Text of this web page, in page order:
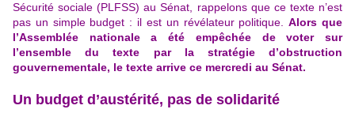
Sécurité sociale (PLFSS) au Sénat, rappelons que ce texte n’est
pas un simple budget : il est un révélateur politique.Alors que
l’Assemblée nationale a été empêchée de voter sur
l’ensemble du texte par la stratégie d’obstruction
gouvernementale, le texte arrive ce mercredi au Sénat.
Un budget d’austérité, pas de solidarité